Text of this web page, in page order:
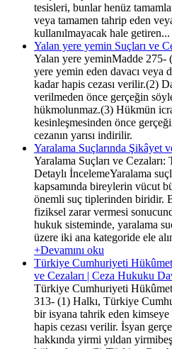
tesisleri, bunlar henüz
veya tamamen tahrip eden
kullanılmayacak hale getiren...
Yalan yere yemin Suçları ve
Yalan yere yeminMadde 275-
yere yemin eden davacı veya
kadar hapis cezası verilir.(2)
verilmeden önce gerçeğin
hükmolunmaz.(3) Hükmün
kesinleşmesinden önce
cezanın yarısı indirilir.
Yaralama Suçlarında Şikâyet
Yaralama Suçları ve
Detaylı İncelemeYaralama
kapsamında bireylerin vücut
önemli suç tiplerinden biridir.
fiziksel zarar vermesi
hukuk sisteminde, yaralama
üzere iki ana kategoride ele
+Devamını oku
Türkiye Cumhuriyeti
ve Cezaları | Ceza Hukuku
Türkiye Cumhuriyeti
313- (1) Halkı, Türkiye
bir isyana tahrik eden
hapis cezası verilir. İsyan
hakkında yirmi yıldan